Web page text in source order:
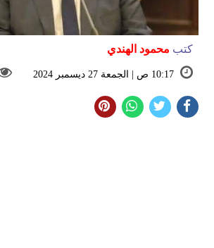
كتب محمود الهندي
10:17 ص | الجمعة 27 ديسمبر 2024